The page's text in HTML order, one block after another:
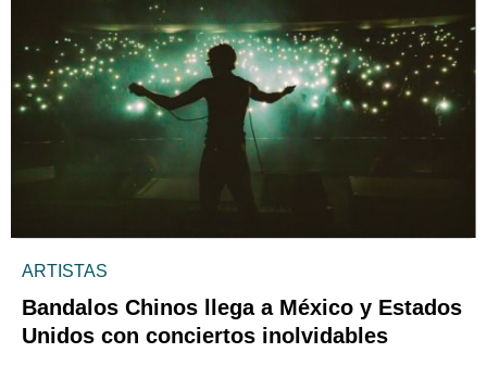
ARTISTAS
Bandalos Chinos llega a México y Estados
Unidos con conciertos inolvidables